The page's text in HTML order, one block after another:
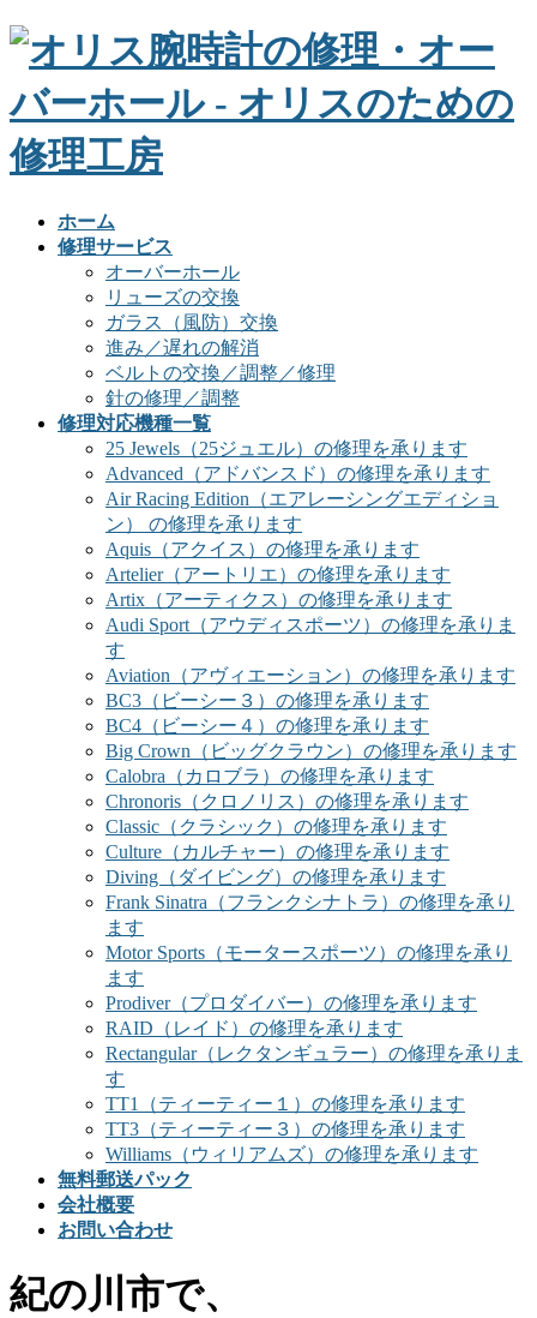
ホーム
修理サービス
オーバーホール
リューズの交換
ガラス（風防）交換
進み／遅れの解消
ベルトの交換／調整／修理
針の修理／調整
修理対応機種一覧
25 Jewels（25ジュエル）の修理を承ります
Advanced（アドバンスド）の修理を承ります
Air Racing Edition（エアレーシングエディショ
ン） の修理を承ります
Aquis（アクイス）の修理を承ります
Artelier（アートリエ）の修理を承ります
Artix（アーティクス）の修理を承ります
Audi Sport（アウディスポーツ）の修理を承りま
す
Aviation（アヴィエーション）の修理を承ります
BC3（ビーシー３）の修理を承ります
BC4（ビーシー４）の修理を承ります
Big Crown（ビッグクラウン）の修理を承ります
Calobra（カロブラ）の修理を承ります
Chronoris（クロノリス）の修理を承ります
Classic（クラシック）の修理を承ります
Culture（カルチャー）の修理を承ります
Diving（ダイビング）の修理を承ります
Frank Sinatra（フランクシナトラ）の修理を承り
ます
Motor Sports（モータースポーツ）の修理を承り
ます
Prodiver（プロダイバー）の修理を承ります
RAID（レイド）の修理を承ります
Rectangular（レクタンギュラー）の修理を承りま
す
TT1（ティーティー１）の修理を承ります
TT3（ティーティー３）の修理を承ります
Williams（ウィリアムズ）の修理を承ります
無料郵送パック
会社概要
お問い合わせ
紀の川市で、